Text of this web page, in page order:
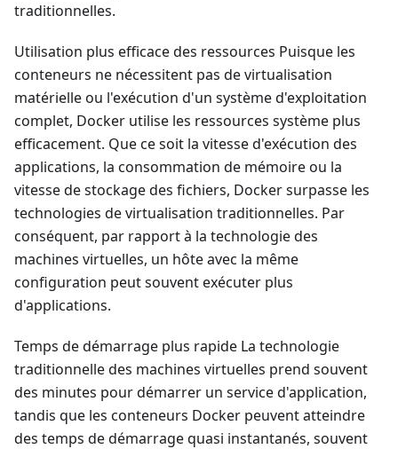
traditionnelles.
Utilisation plus efficace des ressources Puisque les
conteneurs ne nécessitent pas de virtualisation
matérielle ou l'exécution d'un système d'exploitation
complet, Docker utilise les ressources système plus
efficacement. Que ce soit la vitesse d'exécution des
applications, la consommation de mémoire ou la
vitesse de stockage des fichiers, Docker surpasse les
technologies de virtualisation traditionnelles. Par
conséquent, par rapport à la technologie des
machines virtuelles, un hôte avec la même
configuration peut souvent exécuter plus
d'applications.
Temps de démarrage plus rapide La technologie
traditionnelle des machines virtuelles prend souvent
des minutes pour démarrer un service d'application,
tandis que les conteneurs Docker peuvent atteindre
des temps de démarrage quasi instantanés, souvent